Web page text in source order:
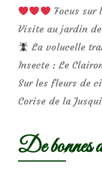
Focus sur
Visite au jardin
La volucelle
Insecte : Le
Sur les fleurs de
Corise de la
De bonnes